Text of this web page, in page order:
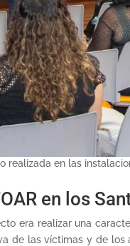
realizada en las
en los
era realizar una
de las víctimas y de